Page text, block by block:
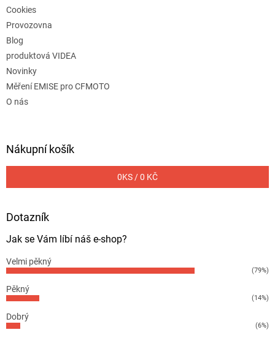
Cookies
Provozovna
Blog
produktová VIDEA
Novinky
Měření EMISE pro CFMOTO
O nás
Nákupní košík
0KS /0 KČ
Dotazník
Jak se Vám líbí náš e-shop?
Velmi pěkný
(79%)
Pěkný
(14%)
Dobrý
(6%)